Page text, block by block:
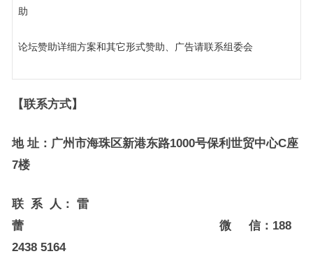
助
论坛赞助详细方案和其它形式赞助、广告请联系组委会
【联系方式】
地 址：广州市海珠区新港东路1000号保利世贸中心C座
7楼
联 系 人： 雷
蕾微 信： 188
2438 5164